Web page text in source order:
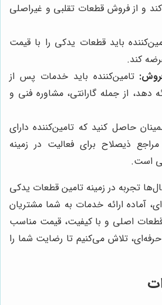
و از فروش قطعات تقلبی و غیراصلی
باید قطعات یدکی را با قیمت
کند.
تامین‌کننده باید خدمات پس از
دهد، از جمله گارانتی، مشاوره فنی و
حاصل کنید که تامین‌کننده دارای
ذیصلاح برای فعالیت در زمینه
است.
تجربه در زمینه تامین قطعات یدکی
آماده ارائه خدمات به شما مشتریان
قطعات اصلی و با کیفیت، قیمت مناسب
تلاش می‌کنیم تا رضایت شما را